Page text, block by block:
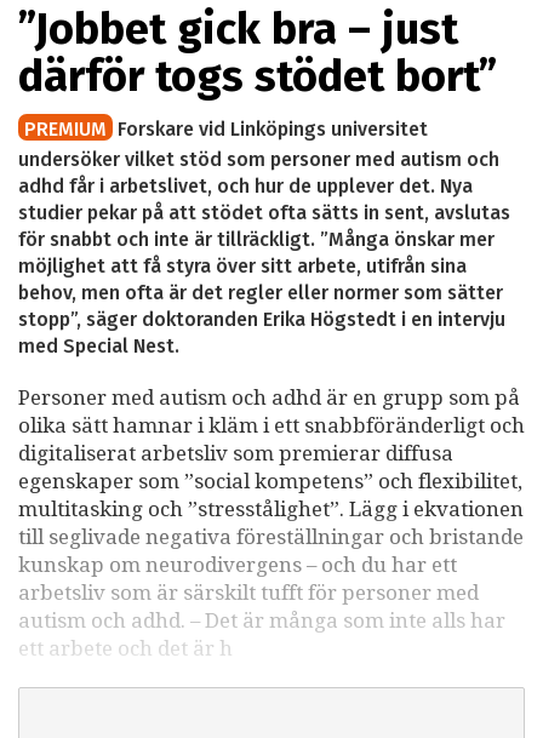
”Jobbet gick bra – just
därför togs stödet bort”
PREMIUM Forskare vid Linköpings universitet
undersöker vilket stöd som personer med autism och
adhd får i arbetslivet, och hur de upplever det. Nya
studier pekar på att stödet ofta sätts in sent, avslutas
för snabbt och inte är tillräckligt. ”Många önskar mer
möjlighet att få styra över sitt arbete, utifrån sina
behov, men ofta är det regler eller normer som sätter
stopp”, säger doktoranden Erika Högstedt i en intervju
med Special Nest.
Personer med autism och adhd är en grupp som på
olika sätt hamnar i kläm i ett snabbföränderligt och
digitaliserat arbetsliv som premierar diffusa
egenskaper som ”social kompetens” och flexibilitet,
multitasking och ”stresstålighet”. Lägg i ekvationen
till seglivade negativa föreställningar och bristande
kunskap om neurodivergens – och du har ett
arbetsliv som är särskilt tufft för personer med
autism och adhd. – Det är många som inte alls har
ett arbete och det är h